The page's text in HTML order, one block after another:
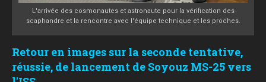
L'arrivée des cosmonautes et astronaute pour la vérification des
scaphandre et la rencontre avec l'équipe technique et les proches.
Retour en images sur la seconde tentative,
réussie, de lancement de Soyouz MS-25 vers